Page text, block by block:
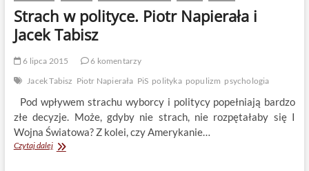
Strach w polityce. Piotr Napierała i
Jacek Tabisz
6 lipca 2015
6 komentarzy
Jacek Tabisz Piotr Napierała PiS polityka populizm psychologia
Pod wpływem strachu wyborcy i politycy popełniają bardzo
złe decyzje. Może, gdyby nie strach, nie rozpętałaby się I
Wojna Światowa? Z kolei, czy Amerykanie…
Czytaj dalejStrach